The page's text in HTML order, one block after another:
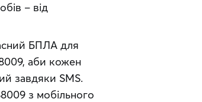
– від
БПЛА для
аби кожен
завдяки SMS.
з мобільного